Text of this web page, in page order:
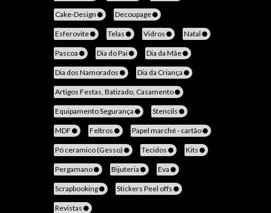
Cake-Design Decoupage
Esferovite Telas Vidros Natal
Pascoa Dia do Pai Dia da Mãe
Dia dos Namorados Dia da Criança
Artigos Festas, Batizado, Casamento
Equipamento Segurança Stencils
MDF Feltros Papel marché - cartão
Pó ceramico (Gesso) Tecidos Kits
Pergamano Bijuteria Eva
Scrapbooking Stickers Peel offs
Revistas